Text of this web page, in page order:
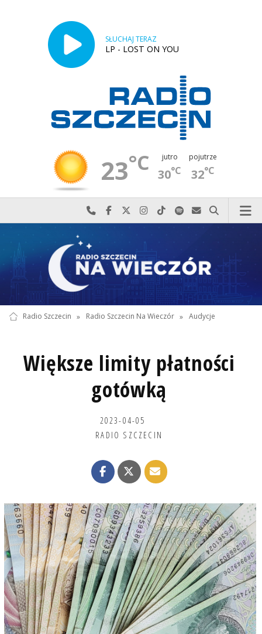
SŁUCHAJ TERAZ
LP - LOST ON YOU
23°C jutro
30°C
pojutrze
32°C
Najlepiej po prostu do nas zadzwoń
Odwiedź nas na Facebook-u
Odwiedź nas na X
Odwiedź nas na Instagram-ie
Odwiedź nas na TikTok-u
Szukaj nas na Spotify
Wyślij do nas
Szukaj
Radio Szczecin » Radio Szczecin Na Wieczór » Audycje
Większe limity płatności
gotówką
2023-04-05
RADIO SZCZECIN